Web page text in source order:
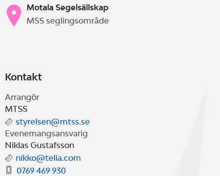
Navigationssegling mellan fasta
men valbara märken, längst
Motala Segelsällskap
MSS seglingsområde
Kontakt
Arrangör
MTSS
styrelsen@mtss.se
Evenemangsansvarig
Niklas Gustafsson
nikko@telia.com
0769 469 930